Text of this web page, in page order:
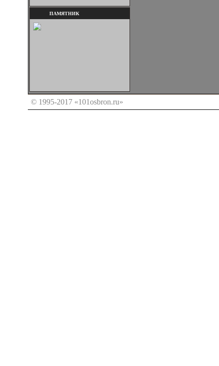
ПАМЯТНИК
© 1995-2017 «101osbron.ru»